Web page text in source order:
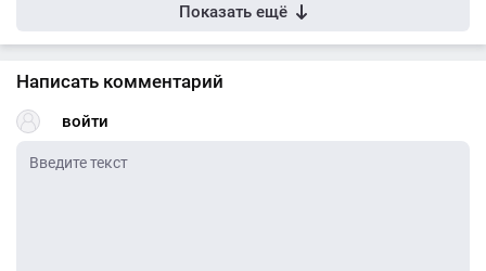
Показать ещё
Написать комментарий
войти